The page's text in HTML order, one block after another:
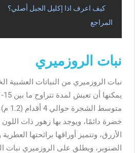
كيف اعرف اذا إكليل الجبل أصلي؟
المراجع
نبات الروزميري
نبات الروزميري من النباتات العشبية
خضرة دائمًا، ويوجد بها زهور ذات اللون
الأزرق، وتتميز أوراقها برائحتها
الصنوبر، ويطلق على الروزميري نبات